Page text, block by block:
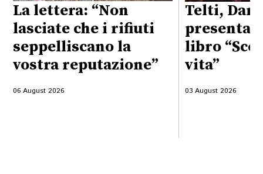
La lettera: “Non
lasciate che i rifiuti
seppelliscano la
vostra reputazione”
06 August 2026
Telti,
presenta
libro
vita”
03 August 2026